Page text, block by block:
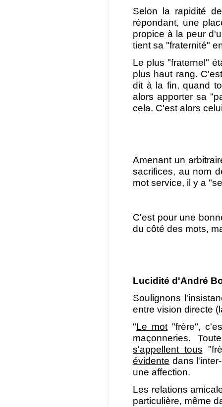
Selon la rapidité
répondant, une
propice à la peur
tient sa "fraternité"
Le plus "fraternel"
plus haut rang.
dit à la fin, quand
alors apporter sa
cela. C'est alors
Amenant un
sacrifices, au nom
mot service, il y a
C'est pour une
du côté des mots,
Lucidité d'André
Soulignons
entre vision directe
"Le mot "frère",
maçonneries.
s'appellent tous
évidente dans
une affection.
Les relations
particulière, même